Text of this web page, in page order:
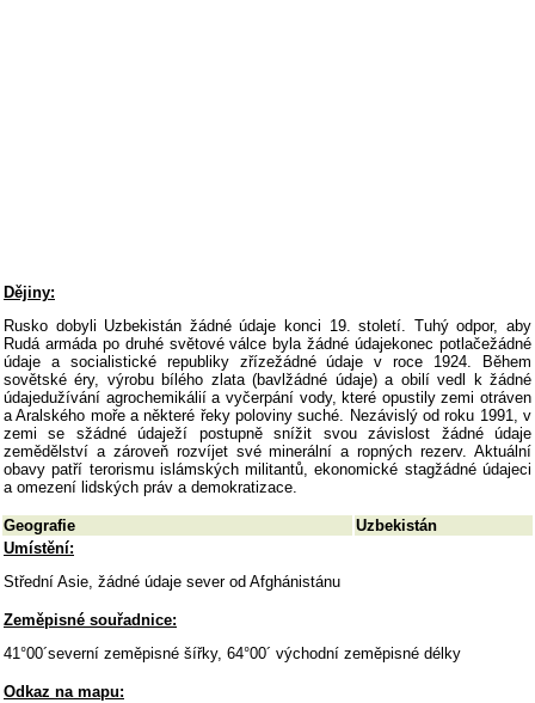
Dějiny:
Rusko dobyli Uzbekistán žádné údaje konci 19. století. Tuhý odpor, aby
Rudá armáda po druhé světové válce byla žádné údajekonec potlačežádné
údaje a socialistické republiky zřízežádné údaje v roce 1924. Během
sovětské éry, výrobu bílého zlata (bavlžádné údaje) a obilí vedl k žádné
údajedužívání agrochemikálií a vyčerpání vody, které opustily zemi otráven
a Aralského moře a některé řeky poloviny suché. Nezávislý od roku 1991, v
zemi se sžádné údaježí postupně snížit svou závislost žádné údaje
zemědělství a zároveň rozvíjet své minerální a ropných rezerv. Aktuální
obavy patří terorismu islámských militantů, ekonomické stagžádné údajeci
a omezení lidských práv a demokratizace.
Geografie
Uzbekistán
Umístění:
Střední Asie, žádné údaje sever od Afghánistánu
Zeměpisné souřadnice:
41°00´severní zeměpisné šířky, 64°00´ východní zeměpisné délky
Odkaz na mapu: